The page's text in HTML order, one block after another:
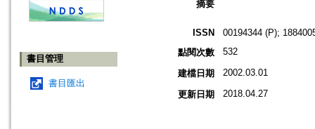
書目管理
書目匯出
摘要
ISSN
00194344 (P);
點閱次數
532
建檔日期 2002.03.01
更新日期 2018.04.27